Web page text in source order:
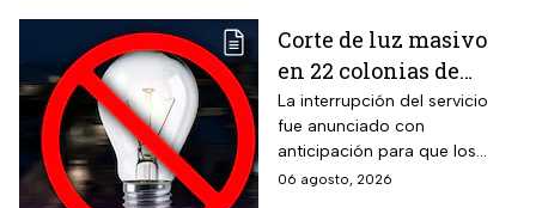
Corte de luz masivo
en 22 colonias de
México; zonas
afectadas hoy 7 de
agosto
La interrupción del servicio
fue anunciado con
anticipación para que los
usuarios puedan tomar las
06 agosto, 2026